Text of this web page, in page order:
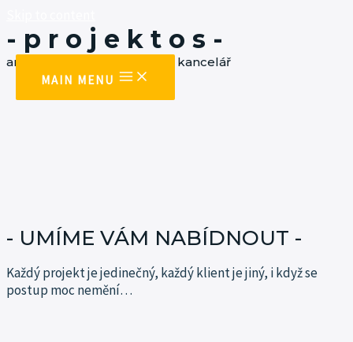
MAIN MENU
- p r o j e k t o s -
architektonická a projekční kancelář
- UMÍME VÁM NABÍDNOUT -
Každý projekt je jedinečný, každý klient je jiný, i když se
postup moc nemění…